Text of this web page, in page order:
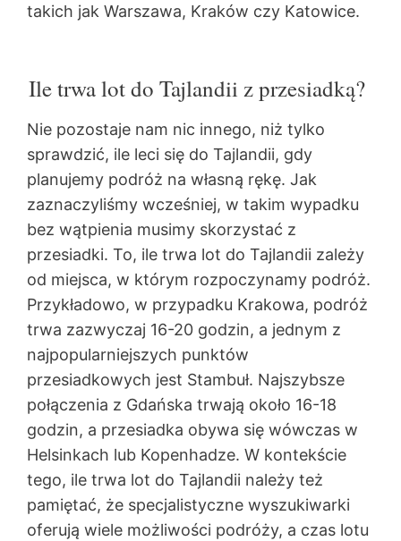
takich jak Warszawa, Kraków czy Katowice.
Ile trwa lot do Tajlandii z przesiadką?
Nie pozostaje nam nic innego, niż tylko
sprawdzić, ile leci się do Tajlandii, gdy
planujemy podróż na własną rękę. Jak
zaznaczyliśmy wcześniej, w takim wypadku
bez wątpienia musimy skorzystać z
przesiadki. To, ile trwa lot do Tajlandii zależy
od miejsca, w którym rozpoczynamy podróż.
Przykładowo, w przypadku Krakowa, podróż
trwa zazwyczaj 16-20 godzin, a jednym z
najpopularniejszych punktów
przesiadkowych jest Stambuł. Najszybsze
połączenia z Gdańska trwają około 16-18
godzin, a przesiadka obywa się wówczas w
Helsinkach lub Kopenhadze. W kontekście
tego, ile trwa lot do Tajlandii należy też
pamiętać, że specjalistyczne wyszukiwarki
oferują wiele możliwości podróży, a czas lotu